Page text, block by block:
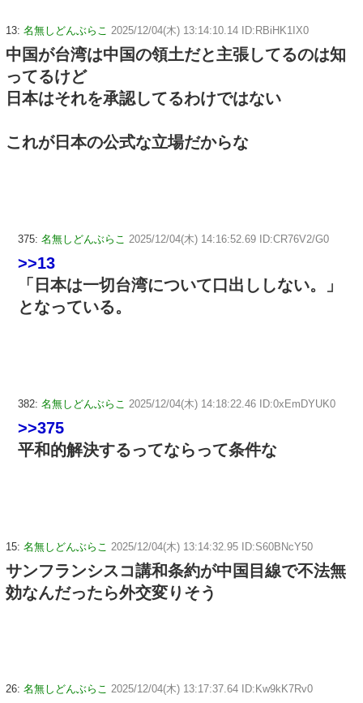
13: 名無しどんぶらこ 2025/12/04(木) 13:14:10.14 ID:RBiHK1IX0
中国が台湾は中国の領土だと主張してるのは知
ってるけど
日本はそれを承認してるわけではない
これが日本の公式な立場だからな
375: 名無しどんぶらこ 2025/12/04(木) 14:16:52.69 ID:CR76V2/G0
>>13
「日本は一切台湾について口出ししない。」
となっている。
382: 名無しどんぶらこ 2025/12/04(木) 14:18:22.46 ID:0xEmDYUK0
>>375
平和的解決するってならって条件な
15: 名無しどんぶらこ 2025/12/04(木) 13:14:32.95 ID:S60BNcY50
サンフランシスコ講和条約が中国目線で不法無
効なんだったら外交変りそう
26: 名無しどんぶらこ 2025/12/04(木) 13:17:37.64 ID:Kw9kK7Rv0